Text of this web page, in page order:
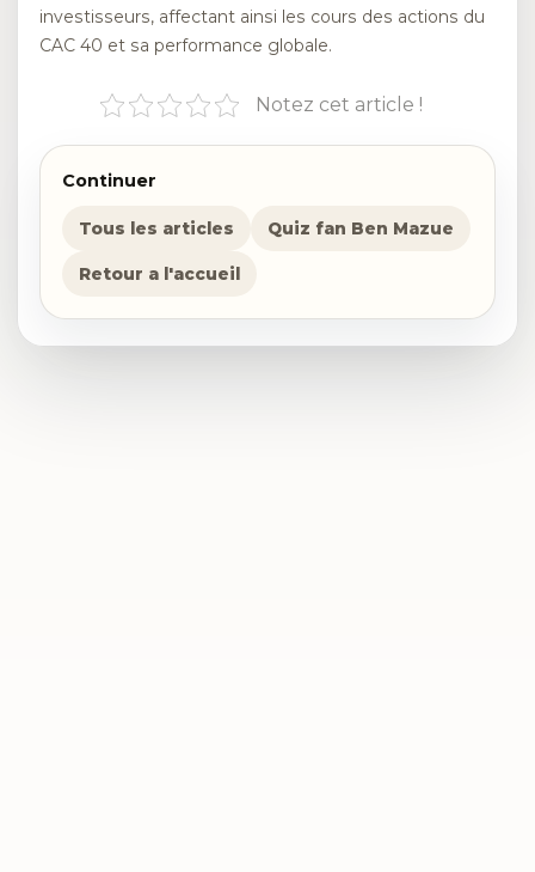
investisseurs, affectant ainsi les cours des actions du
CAC 40 et sa performance globale.
Notez cet article !
Continuer
Tous les articles Quiz fan Ben Mazue
Retour a l'accueil